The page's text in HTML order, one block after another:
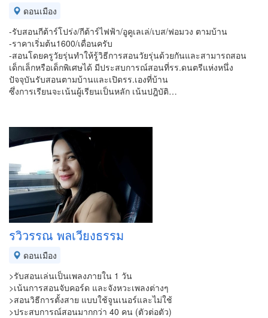
ดอนเมือง
-รับสอนกีต้าร์โปร่ง/กีต้าร์ไฟฟ้า/อูคูเลเล่/เบส/ฟอมวง ตามบ้าน
-ราคาเริ่มต้น1600/เดื่อนครับ
-สอนโดยครูวัยรุ่นทำให้รู้วิธีการสอนวัยรุ่นด้วยกันและสามารถสอน
เด็กเล็กหรือเด็กพิเศษได้ มีประสบการณ์สอนที่รร.ดนตรีแห่งหนึ่ง
ปัจจุบันรับสอนตามบ้านและเปิดรร.เองที่บ้าน
ซึ่งการเรียนจะเน้นผู้เรียนเป็นหลัก เน้นปฎิบัติ…
รวิวรรณ พลเวียงธรรม
ดอนเมือง
>รับสอนเล่นเป็นเพลงภายใน 1 วัน
>เน้นการสอนจับคอร์ด และจังหวะเพลงต่างๆ
>สอนวิธีการตั้งสาย แบบใช้จูนเนอร์และไม่ใช้
>ประสบการณ์สอนมากกว่า 40 คน (ตัวต่อตัว)